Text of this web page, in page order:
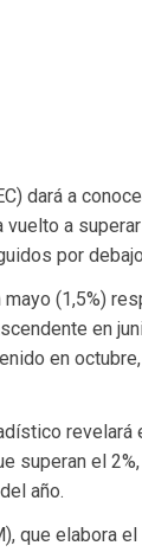
dará a
a
por
(1,5%)
en
en
superan el
año.
que elabora